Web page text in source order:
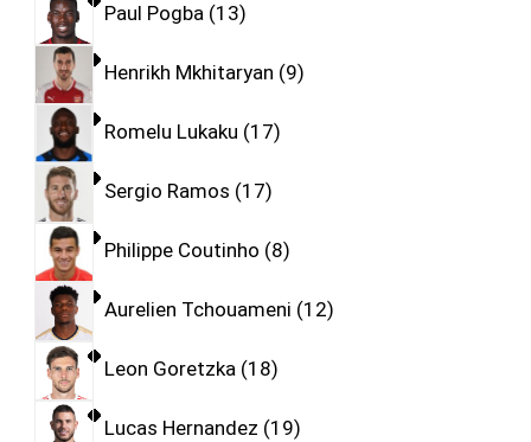
Paul Pogba 13
Henrikh Mkhitaryan 9
Romelu Lukaku 17
Sergio Ramos 17
Philippe Coutinho 8
Aurelien Tchouameni 12
Leon Goretzka 18
Lucas Hernandez 19